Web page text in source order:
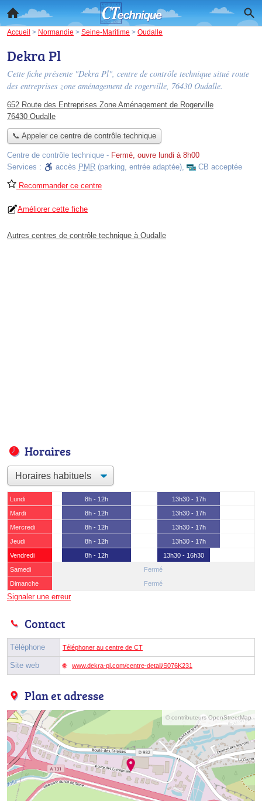
Accueil > Normandie > Seine-Maritime > Oudalle
Dekra Pl
Cette fiche présente "Dekra Pl", centre de contrôle technique situé route
des entreprises zone aménagement de rogerville, 76430 Oudalle.
652 Route des Entreprises Zone Aménagement de Rogerville
76430 Oudalle
📞 Appeler ce centre de contrôle technique
Centre de contrôle technique - Fermé, ouvre lundi à 8h00
Services :
accès PMR (parking, entrée adaptée), CB acceptée
Recommander ce centre
Améliorer cette fiche
Autres centres de contrôle technique à Oudalle
Horaires
Lundi 8h - 12h
13h30 - 17h
Mardi
8h - 12h
13h30 - 17h
Mercredi
8h - 12h
13h30 - 17h
Jeudi
8h - 12h
13h30 - 17h
Vendredi
8h - 12h
13h30 - 16h30
Samedi
Fermé
Dimanche
Fermé
Signaler une erreur
Contact
Téléphone Téléphoner au centre de CT
Site web www.dekra-pl.com/centre-detail/S076K231
Plan et adresse
© contributeurs OpenStreetMap